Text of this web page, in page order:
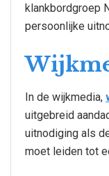
klankbordgroep
persoonlijke
In de wijkmedia,
uitgebreid
uitnodiging als
moet leiden tot